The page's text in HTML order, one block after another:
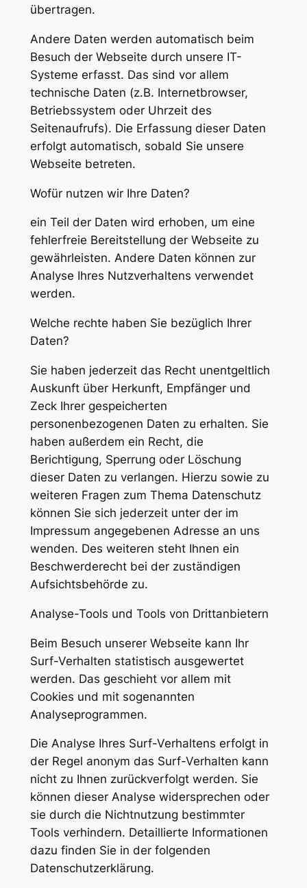
übertragen.
Andere Daten werden automatisch beim
Besuch der Webseite durch unsere IT-
Systeme erfasst. Das sind vor allem
technische Daten (z.B. Internetbrowser,
Betriebssystem oder Uhrzeit des
Seitenaufrufs). Die Erfassung dieser Daten
erfolgt automatisch, sobald Sie unsere
Webseite betreten.
Wofür nutzen wir Ihre Daten?
ein Teil der Daten wird erhoben, um eine
fehlerfreie Bereitstellung der Webseite zu
gewährleisten. Andere Daten können zur
Analyse Ihres Nutzverhaltens verwendet
werden.
Welche rechte haben Sie bezüglich Ihrer
Daten?
Sie haben jederzeit das Recht unentgeltlich
Auskunft über Herkunft, Empfänger und
Zeck Ihrer gespeicherten
personenbezogenen Daten zu erhalten. Sie
haben außerdem ein Recht, die
Berichtigung, Sperrung oder Löschung
dieser Daten zu verlangen. Hierzu sowie zu
weiteren Fragen zum Thema Datenschutz
können Sie sich jederzeit unter der im
Impressum angegebenen Adresse an uns
wenden. Des weiteren steht Ihnen ein
Beschwerderecht bei der zuständigen
Aufsichtsbehörde zu.
Analyse-Tools und Tools von Drittanbietern
Beim Besuch unserer Webseite kann Ihr
Surf-Verhalten statistisch ausgewertet
werden. Das geschieht vor allem mit
Cookies und mit sogenannten
Analyseprogrammen.
Die Analyse Ihres Surf-Verhaltens erfolgt in
der Regel anonym das Surf-Verhalten kann
nicht zu Ihnen zurückverfolgt werden. Sie
können dieser Analyse widersprechen oder
sie durch die Nichtnutzung bestimmter
Tools verhindern. Detaillierte Informationen
dazu finden Sie in der folgenden
Datenschutzerklärung.